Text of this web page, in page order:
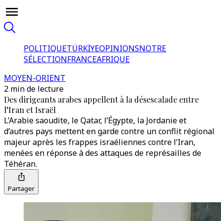
POLITIQUETÜRKİYEOPINIONSNOTRE
SÉLECTIONFRANCEAFRIQUE
MOYEN-ORIENT
2 min de lecture
Des dirigeants arabes appellent à la désescalade entre
l’Iran et Israël
L’Arabie saoudite, le Qatar, l’Égypte, la Jordanie et
d’autres pays mettent en garde contre un conflit régional
majeur après les frappes israéliennes contre l’Iran,
menées en réponse à des attaques de représailles de
Téhéran.
Partager